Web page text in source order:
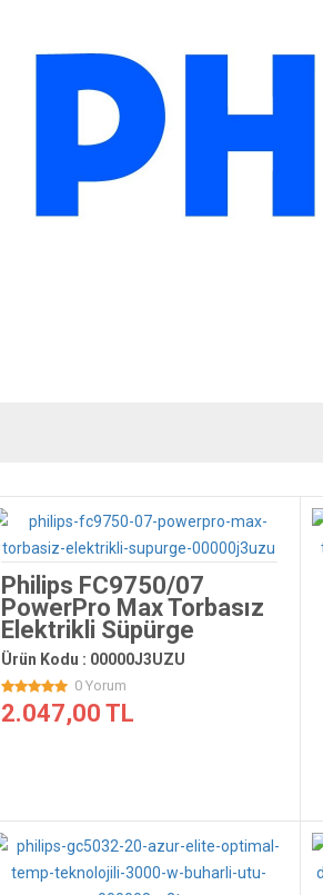
Philips FC9750/07
PowerPro Max Torbasız
Elektrikli Süpürge
Ürün Kodu : 00000J3UZU
0 Yorum
2.047,00 TL